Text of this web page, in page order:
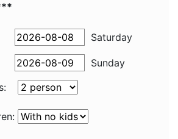
Saturday
Sunday